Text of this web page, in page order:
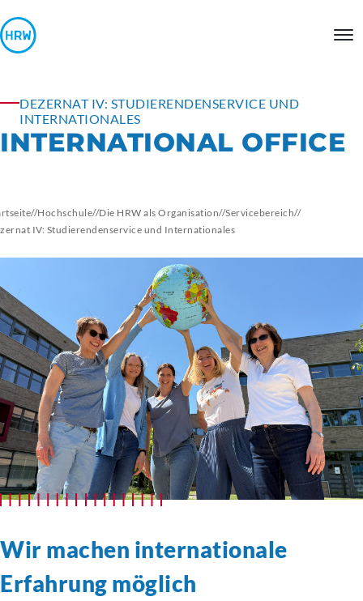
DEZERNAT IV: STUDIERENDENSERVICE UND
INTERNATIONALES
INTERNATIONAL OFFICE
//Hochschule//Die HRW als Organisation//Servicebereich//
IV: Studierendenservice und Internationales
Wir machen internationale
Erfahrung möglich